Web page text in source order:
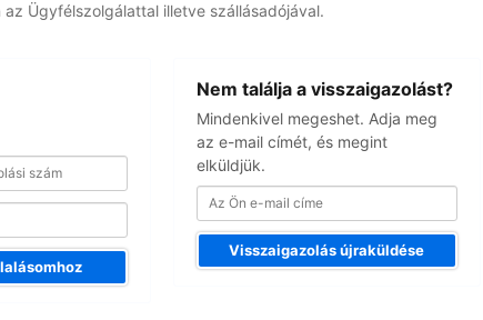
Ügyfélszolgálattal illetve szállásadójával.
Nem találja a visszaigazolást?
Mindenkivel megeshet. Adja meg
az e-mail címét, és megint
elküldjük.
Visszaigazolás újraküldése